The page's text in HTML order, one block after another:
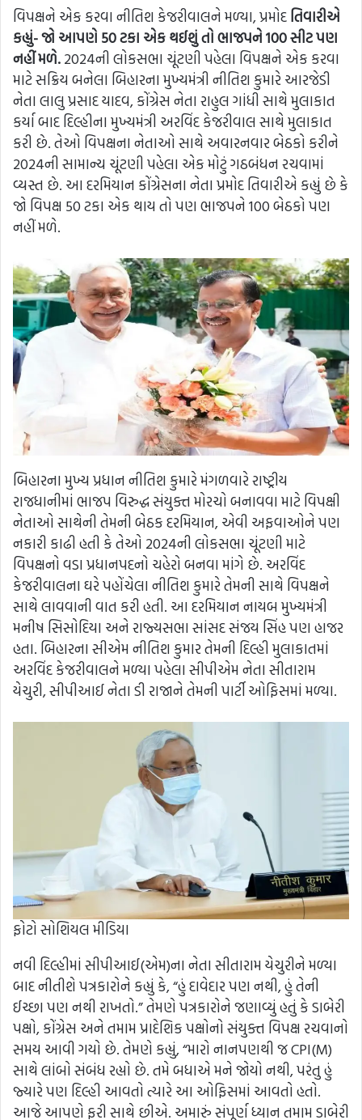
વિપક્ષને એક કરવા નીતિશ કેજરીવાલને મળ્યા, પ્રમોદતિવારીએ
કહ્યું- જો આપણે 50 ટકા એક થઈશું તો ભાજપને 100 સીટ પણ
નહીં મળે.2024ની લોકસભા ચૂંટણી પહેલા વિપક્ષને એક કરવા
માટે સક્રિય બનેલા બિહારના મુખ્યમંત્રી નીતિશ કુમારે આરજેડી
નેતા લાલુ પ્રસાદ યાદવ, કોંગ્રેસ નેતા રાહુલ ગાંધી સાથે મુલાકાત
કર્યા બાદ દિલ્હીના મુખ્યમંત્રી અરવિંદ કેજરીવાલ સાથે મુલાકાત
કરી છે. તેઓ વિપક્ષના નેતાઓ સાથે અવારનવાર બેઠકો કરીને
2024ની સામાન્ય ચૂંટણી પહેલા એક મોટું ગઠબંધન રચવામાં
વ્યસ્ત છે. આ દરમિયાન કોંગ્રેસના નેતા પ્રમોદ તિવારીએ કહ્યું છે કે
જો વિપક્ષ 50 ટકા એક થાય તો પણ ભાજપને 100 બેઠકો પણ
નહીં મળે.
બિહારના મુખ્ય પ્રધાન નીતિશ કુમારે મંગળવારે રાષ્ટ્રીય
રાજધાનીમાં ભાજપ વિરુદ્ધ સંયુક્ત મોરચો બનાવવા માટે વિપક્ષી
નેતાઓ સાથેની તેમની બેઠક દરમિયાન, એવી અફવાઓને પણ
નકારી કાઢી હતી કે તેઓ 2024ની લોકસભા ચૂંટણી માટે
વિપક્ષનો વડા પ્રધાનપદનો ચહેરો બનવા માંગે છે. અરવિંદ
કેજરીવાલના ઘરે પહોંચેલા નીતિશ કુમારે તેમની સાથે વિપક્ષને
સાથે લાવવાની વાત કરી હતી. આ દરમિયાન નાયબ મુખ્યમંત્રી
મનીષ સિસોદિયા અને રાજ્યસભા સાંસદ સંજય સિંહ પણ હાજર
હતા. બિહારના સીએમ નીતિશ કુમાર તેમની દિલ્હી મુલાકાતમાં
અરવિંદ કેજરીવાલને મળ્યા પહેલા સીપીએમ નેતા સીતારામ
યેચુરી, સીપીઆઈ નેતા ડી રાજાને તેમની પાર્ટી ઓફિસમાં મળ્યા.
ફોટો સોશિયલ મીડિયા
નવી દિલ્હીમાં સીપીઆઈ(એમ)ના નેતા સીતારામ યેચુરીને મળ્યા
બાદ નીતીશે પત્રકારોને કહ્યું કે, “હું દાવેદાર પણ નથી, હું તેની
ઈચ્છા પણ નથી રાખતો.” તેમણે પત્રકારોને જણાવ્યું હતું કે ડાબેરી
પક્ષો, કોંગ્રેસ અને તમામ પ્રાદેશિક પક્ષોનો સંયુક્ત વિપક્ષ રચવાનો
સમય આવી ગયો છે. તેમણે કહ્યું, “મારો નાનપણથી જ CPI(M)
સાથે લાંબો સંબંધ રહ્યો છે. તમે બધાએ મને જોયો નથી, પરંતુ હું
જ્યારે પણ દિલ્હી આવતો ત્યારે આ ઓફિસમાં આવતો હતો.
આજે આપણે ફરી સાથે છીએ. અમારું સંપૂર્ણ ધ્યાન તમામ ડાબેરી